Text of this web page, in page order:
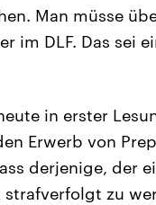
Man müsse
im DLF. Das sei
in erster
Erwerb von
derjenige, der
zu